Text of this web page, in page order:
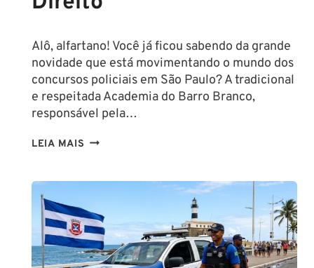
Alô, alfartano! Você já ficou sabendo da grande
novidade que está movimentando o mundo dos
concursos policiais em São Paulo? A tradicional
e respeitada Academia do Barro Branco,
responsável pela…
LEIA MAIS NA
SAI
DA
ESCOLA
FORMADO